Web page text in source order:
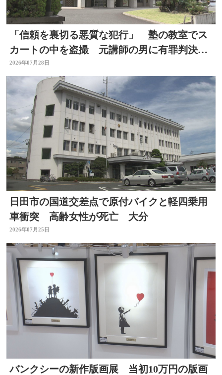
「信頼を裏切る悪質な犯行」 塾の教室でス
カートの中を盗撮 元講師の男に有罪判決
大分
2026年07月28日
日田市の国道交差点で原付バイクと軽四乗用
車衝突 高齢女性が死亡 大分
2026年07月25日
バンクシーの新作版画展 当初10万円の版画